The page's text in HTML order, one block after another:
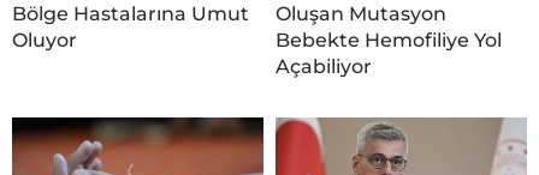
Bölge Hastalarına Umut
Oluyor
Oluşan Mutasyon
Bebekte Hemofiliye Yol
Açabiliyor